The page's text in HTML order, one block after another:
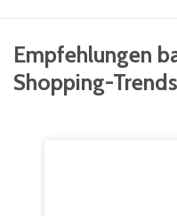
Empfehlungen
Shopping-Trends